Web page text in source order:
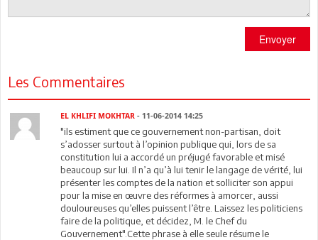
Envoyer
Les Commentaires
EL KHLIFI MOKHTAR - 11-06-2014 14:25
"ils estiment que ce gouvernement non-partisan, doit
s’adosser surtout à l’opinion publique qui, lors de sa
constitution lui a accordé un préjugé favorable et misé
beaucoup sur lui. Il n’a qu’à lui tenir le langage de vérité, lui
présenter les comptes de la nation et solliciter son appui
pour la mise en œuvre des réformes à amorcer, aussi
douloureuses qu’elles puissent l’être. Laissez les politiciens
faire de la politique, et décidez, M. le Chef du
Gouvernement".Cette phrase à elle seule résume le